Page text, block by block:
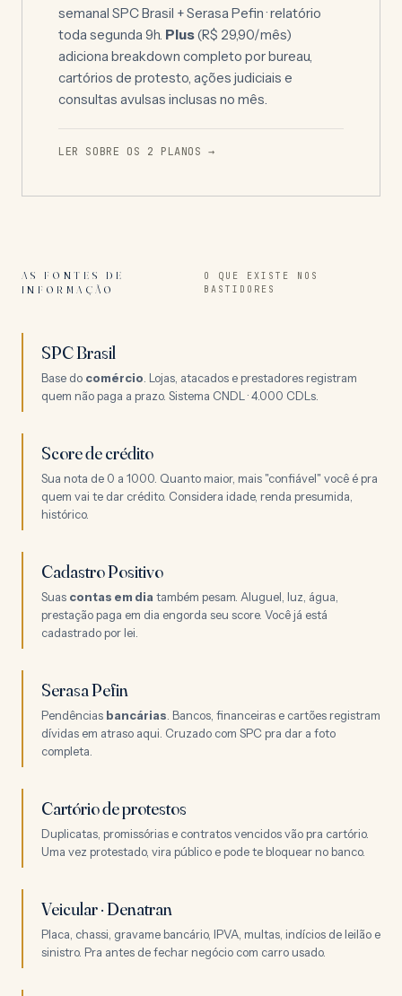
semanal SPC Brasil + Serasa Pefin · relatório
toda segunda 9h. Plus(R$ 29,90/mês)
adiciona breakdown completo por bureau,
cartórios de protesto, ações judiciais e
consultas avulsas inclusas no mês.
LER SOBRE OS 2 PLANOS →
AS FONTES DE
INFORMAÇÃO
O QUE EXISTE NOS
BASTIDORES
SPC Brasil
Base do comércio . Lojas, atacados e prestadores registram
quem não paga a prazo. Sistema CNDL · 4.000 CDLs.
Score de crédito
Sua nota de 0 a 1000. Quanto maior, mais "confiável" você é pra
quem vai te dar crédito. Considera idade, renda presumida,
histórico.
Cadastro Positivo
Suas contas em dia também pesam. Aluguel, luz, água,
prestação paga em dia engorda seu score. Você já está
cadastrado por lei.
Serasa Pefin
Pendências bancárias . Bancos, financeiras e cartões registram
dívidas em atraso aqui. Cruzado com SPC pra dar a foto
completa.
Cartório de protestos
Duplicatas, promissórias e contratos vencidos vão pra cartório.
Uma vez protestado, vira público e pode te bloquear no banco.
Veicular · Denatran
Placa, chassi, gravame bancário, IPVA, multas, indícios de leilão e
sinistro. Pra antes de fechar negócio com carro usado.